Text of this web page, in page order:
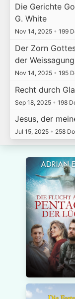
Die Gerichte
G. White
Nov 14, 2025 • 199
Der Zorn
der
Nov 14, 2025 • 195
Recht durch
Sep 18, 2025 • 198
Jesus, der
Jul 15, 2025 • 258